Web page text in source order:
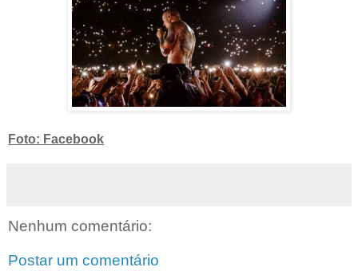
Foto: Facebook
Nenhum comentário:
Postar um comentário